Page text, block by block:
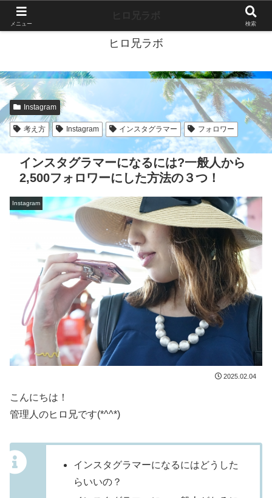
ヒロ兄ラボ
Instagram
考え方 Instagram インスタグラマー フォロワー
インスタグラマーになるには?一般人から
2,500フォロワーにした方法の３つ！
Instagram
2025.02.04
こんにちは！
管理人のヒロ兄です(*^^*)
インスタグラマーになるにはどうした
らいいの？
メニュー 検索